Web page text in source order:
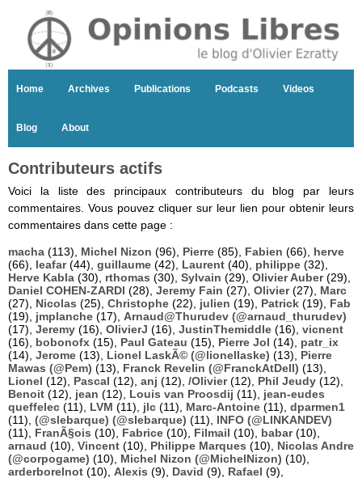
Home Archives Publications Podcasts Videos
Blog About
Contributeurs actifs
Voici la liste des principaux contributeurs du blog par leurs
commentaires. Vous pouvez cliquer sur leur lien pour obtenir leurs
commentaires dans cette page :
macha (113), Michel Nizon (96), Pierre (85), Fabien (66), herve
(66), leafar(44), guillaume (42), Laurent (40), philippe (32),
Herve Kabla (30), rthomas (30), Sylvain (29), Olivier Auber(29),
Daniel COHEN-ZARDI (28), Jeremy Fain (27), Olivier(27), Marc
(27), Nicolas (25), Christophe (22), julien (19), Patrick (19), Fab
(19), jmplanche (17), Arnaud@Thurudev (@arnaud_thurudev)
(17), Jeremy (16), OlivierJ (16), JustinThemiddle (16), vicnent
(16), bobonofx (15), Paul Gateau (15), Pierre Jol (14), patr_ix
(14), Jerome (13), Lionel LaskÃ© (@lionellaske) (13), Pierre
Mawas (@Pem) (13), Franck Revelin (@FranckAtDell) (13),
Lionel (12), Pascal (12), anj (12), /Olivier(12), Phil Jeudy (12),
Benoit (12), jean (12), Louis van Proosdij (11), jean-eudes
queffelec (11), LVM (11), jlc (11), Marc-Antoine (11), dparmen1
(11), (@slebarque) (@slebarque) (11), INFO (@LINKANDEV)
(11), FranÃ§ois (10), Fabrice (10), Filmail (10), babar(10),
arnaud (10), Vincent (10), Philippe Marques (10), Nicolas Andre
(@corpogame) (10), Michel Nizon (@MichelNizon) (10),
arderborelnot (10), Alexis (9), David (9), Rafael (9),